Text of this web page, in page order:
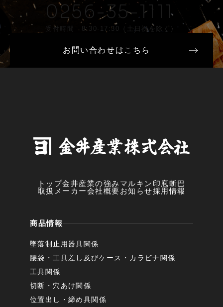
0256-35-1111
受付時間 8:30-17:30（土日祝を除く）
お問い合わせはこちら
トップ金井産業の強み マルキン印 庖斬巴
取扱メーカー会社概要お知らせ採用情報
商品情報
墜落制止用器具関係
腰袋・工具差し及びケース・カラビナ関係
工具関係
切断・穴あけ関係
位置出し・締め具関係